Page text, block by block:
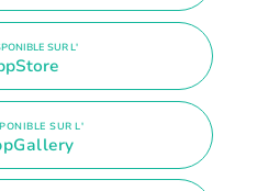
SUR L'
SUR L'